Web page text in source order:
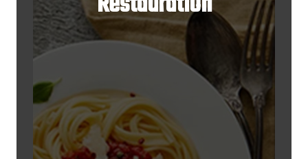
Restauration
Les repas seront assurés par l'un
de nos partenaires.